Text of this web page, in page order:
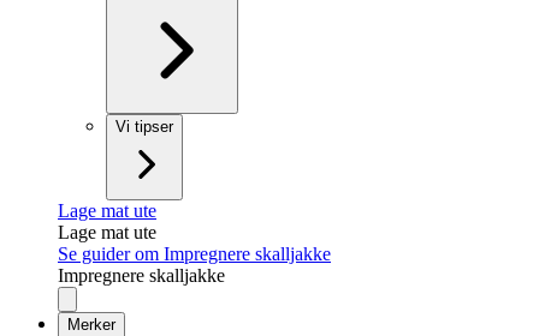
Vi tipser
Lage mat ute
Lage mat ute
Se guider om Impregnere skalljakke
Impregnere skalljakke
Merker